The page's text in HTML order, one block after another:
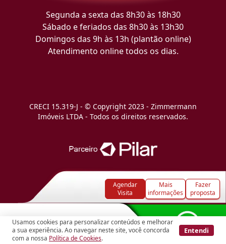
Usamos cookies para personalizar conteúdos e melhorar
a sua experiência. Ao navegar neste site, você concorda
com a nossa Política de Cookies.
Entendi
Agendar
Visita
Mais
informações
Fazer
proposta
Segunda a sexta das 8h30 às 18h30
Sábado e feriados das 8h30 às 13h30
Domingos das 9h às 13h (plantão online)
Atendimento online todos os dias.
CRECI 15.319-J - © Copyright 2023 - Zimmermann
Imóveis LTDA - Todos os direitos reservados.